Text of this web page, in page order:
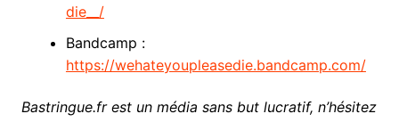
die__/
Bandcamp :
https://wehateyoupleasedie.bandcamp.com/
Bastringue.fr est un média sans but lucratif, n’hésitez